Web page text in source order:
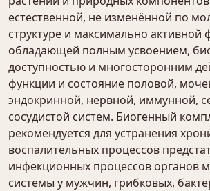
естественной, не изменённой по
структуре и максимально активной
обладающей полным усвоением,
доступностью и многосторонним
функции и состояние половой,
эндокринной, нервной, иммунной,
сосудистой систем. Биогенный
рекомендуется для устранения
воспалительных процессов
инфекционных процессов органов
системы у мужчин, грибковых,